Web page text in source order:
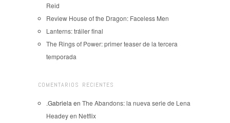
Reid
Review House of the Dragon: Faceless Men
Lanterns: tráiler final
The Rings of Power: primer teaser de la tercera
temporada
COMENTARIOS RECIENTES
.Gabriela en The Abandons: la nueva serie de Lena
Headey en Netflix